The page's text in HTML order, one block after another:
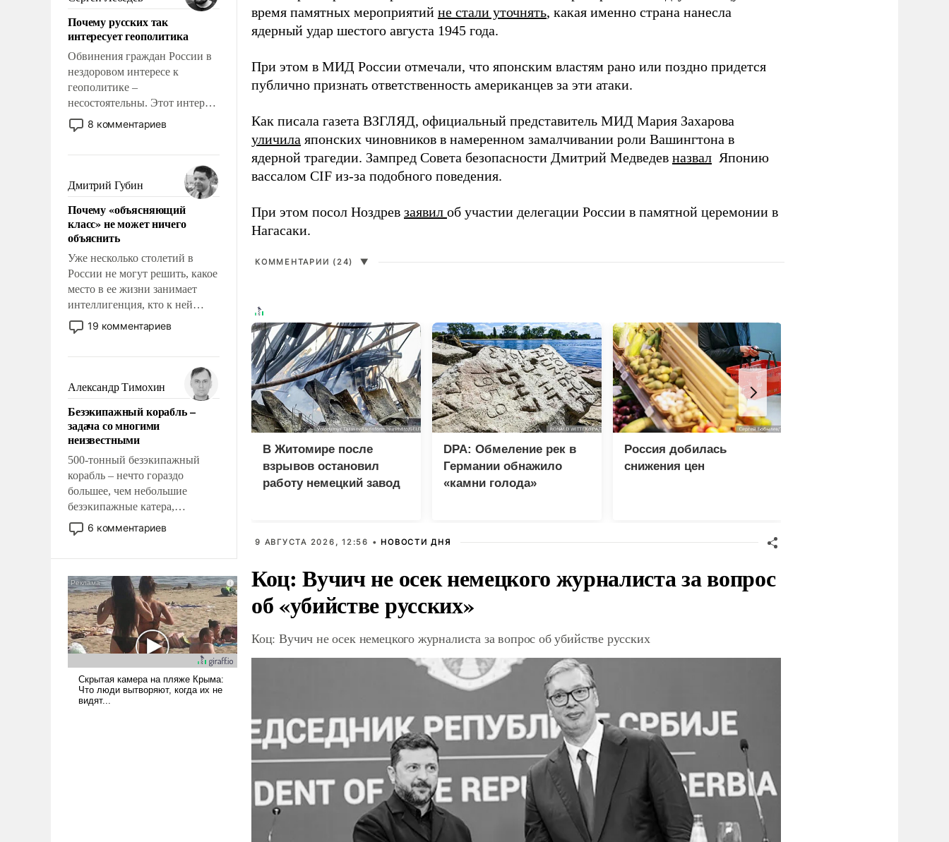
Почему русских так
интересует геополитика
Обвинения граждан России в
нездоровом интересе к
геополитике –
несостоятельны. Этот интерес
рационален и прагматичен. Он
обусловлен тысячелетним
фундаментальным знанием,
что мировая политика имеет
свойство заявляться на порог
нашего дома.
8 комментариев
Дмитрий Губин
Почему «объясняющий
класс» не может ничего
объяснить
Уже несколько столетий в
России не могут решить, какое
место в ее жизни занимает
интеллигенция, кто к ней
принадлежит, а кого из нее
исключили с правом
чем она отличается от просто
образованных людей. Иногда
казалось, что эти вопросы
решены раз и навсегда, но –
нет, не решены.
19 комментариев
Александр Тимохин
Безэкипажный корабль –
задача со многими
неизвестными
500-тонный безэкипажный
корабль – нечто гораздо
большее, чем небольшие
безэкипажные катера,
применение которых уже
стало обыденностью. Задача по
и ее реализация радикально
поднимет наши боевые
возможности.
6 комментариев
время памятных мероприятий не стали уточнять, какая именно страна нанесла
ядерный удар шестого августа 1945 года.
При этом в МИД России отмечали, что японским властям рано или поздно придется
публично признать ответственность американцев за эти атаки.
Как писала газета ВЗГЛЯД, официальный представитель МИД Мария Захарова
уличила японских чиновников в намеренном замалчивании роли Вашингтона в
ядерной трагедии. Зампред Совета безопасности Дмитрий Медведев назвал Японию
вассалом CIF из-за подобного поведения.
При этом посол Ноздрев заявил об участии делегации России в памятной церемонии в
Нагасаки.
КОММЕНТАРИИ (24) ▼
В Житомире после
взрывов остановил
работу немецкий завод
DPA: Обмеление рек в
Германии обнажило
«камни голода»
Россия добилась
снижения цен
9 АВГУСТА 2026, 12:56 • НОВОСТИ ДНЯ
Коц: Вучич не осек немецкого журналиста за вопрос
об «убийстве русских»
Коц: Вучич не осек немецкого журналиста за вопрос об убийстве русских